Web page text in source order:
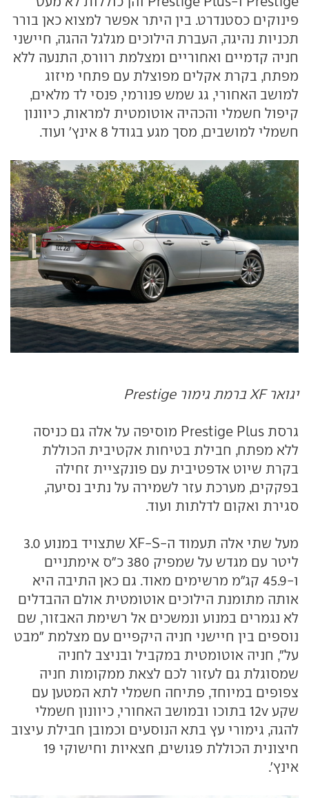
פינוקים כסטנדרט. בין היתר אפשר למצוא כאן בורר
תכניות נהיגה, העברת הילוכים מגלגל ההגה, חיישני
חניה קדמיים ואחוריים ומצלמת רוורס, התנעה ללא
מפתח, בקרת אקלים מפוצלת עם פתחי מיזוג
למושב האחורי, גג שמש פנורמי, פנסי לד מלאים,
קיפול חשמלי והכהיה אוטומטית למראות, כיוונון
חשמלי למושבים, מסך מגע בגודל 8 אינץ' ועוד.
יגואר XF ברמת גימור Prestige
גרסת Prestige Plus מוסיפה על אלה גם כניסה
ללא מפתח, חבילת בטיחות אקטיבית הכוללת
בקרת שיוט אדפטיבית עם פונקציית זחילה
בפקקים, מערכת עזר לשמירה על נתיב נסיעה,
סגירת ואקום לדלתות ועוד.
מעל שתי אלה תעמוד ה-XF-S שתצויד במנוע 3.0
ליטר עם מגדש על שמפיק 380 כ"ס אימתניים
ו-45.9 קג"מ מרשימים מאוד. גם כאן התיבה היא
אותה מתומנת הילוכים אוטומטית אולם ההבדלים
לא נגמרים במנוע ונמשכים אל רשימת האבזור, שם
נוספים בין חיישני חניה היקפיים עם מצלמת "מבט
על", חניה אוטומטית במקביל ובניצב לחניה
שמסוגלת גם לעזור לכם לצאת ממקומות חניה
צפופים במיוחד, פתיחה חשמלי לתא המטען עם
שקע 12v בתוכו ובמושב האחורי, כיוונון חשמלי
להגה, גימורי עץ בתא הנוסעים וכמובן חבילת עיצוב
חיצונית הכוללת פגושים, חצאיות וחישוקי 19
אינץ'.